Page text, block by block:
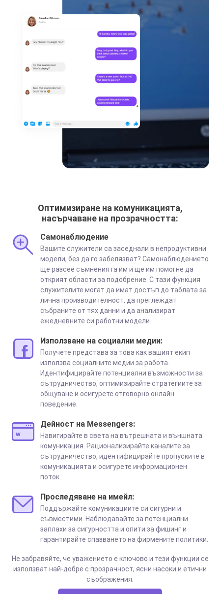
Оптимизиране на комуникацията,
насърчаване на прозрачността:
Самонаблюдение
Вашите служители са заседнали в непродуктивни
модели, без да го забелязват? Самонаблюдението
ще разсее съмненията им и ще им помогне да
открият области за подобрение. С тази функция
служителите могат да имат достъп до таблата за
лична производителност, да преглеждат
събраните от тях данни и да анализират
ежедневните си работни модели.
Използване на социални медии:
Получете представа за това как вашият екип
използва социалните медии за работа.
Идентифицирайте потенциални възможности за
сътрудничество, оптимизирайте стратегиите за
общуване и осигурете отговорно онлайн
поведение.
Дейност на Messengers:
Навигирайте в света на вътрешната и външната
комуникация. Рационализирайте каналите за
сътрудничество, идентифицирайте пропуските в
комуникацията и осигурете информационен
поток.
Проследяване на имейл:
Поддържайте комуникациите си сигурни и
съвместими. Наблюдавайте за потенциални
заплахи за сигурността и опити за фишинг и
гарантирайте спазването на фирмените политики.
Не забравяйте, че уважението е ключово и тези функции се
използват най-добре с прозрачност, ясни насоки и етични
съображения.